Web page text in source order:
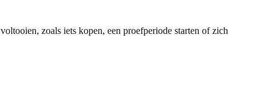
zoals iets kopen, een proefperiode starten of zich